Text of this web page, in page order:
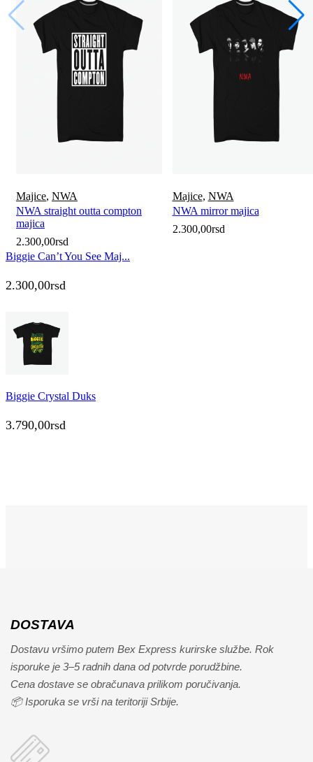
Majice, NWA
NWA straight outta compton
majica
2.300,00rsd
Majice, NWA
NWA mirror majica
2.300,00rsd
Biggie Can’t You See Maj...
2.300,00rsd
Biggie Crystal Duks
3.790,00rsd
DOSTAVA
Dostavu vršimo putem Bex Express kurirske službe. Rok
isporuke je 3–5 radnih dana od potvrde porudžbine.
Cena dostave se obračunava prilikom poručivanja.
📦 Isporuka se vrši na teritoriji Srbije.